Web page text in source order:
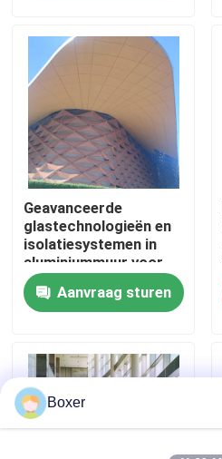
Ongeveer ons
Fabrieksreis
Kwaliteitscontrole
Contacteer ons
Nieuws
staal ruimtekaders
Geavanceerde
glastechnologieën en
isolatiesystemen in
aluminiummuur voor
energie-efficiëntie
Aanvraag sturen
Boxer